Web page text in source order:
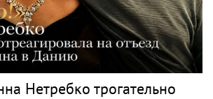
Нетребко трогательно